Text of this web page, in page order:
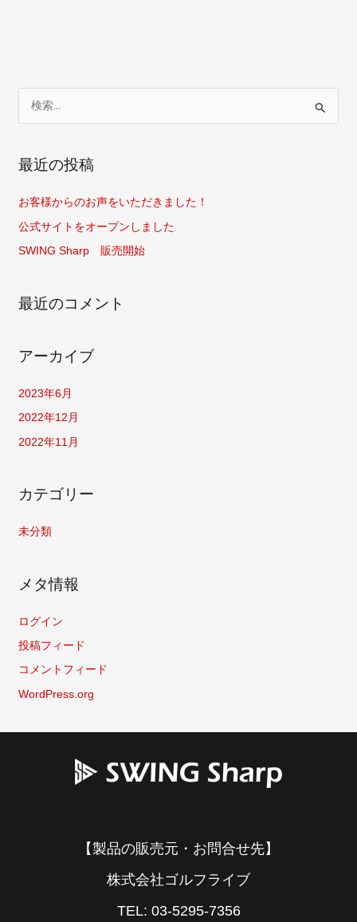
象
最近の投稿
お客様からのお声をいただきました！
公式サイトをオープンしました
SWING Sharp 販売開始
最近のコメント
アーカイブ
2023年6月
2022年12月
2022年11月
カテゴリー
未分類
メタ情報
ログイン
投稿フィード
コメントフィード
WordPress.org
【製品の販売元・お問合せ先】
株式会社ゴルフライブ
TEL: 03-5295-7356